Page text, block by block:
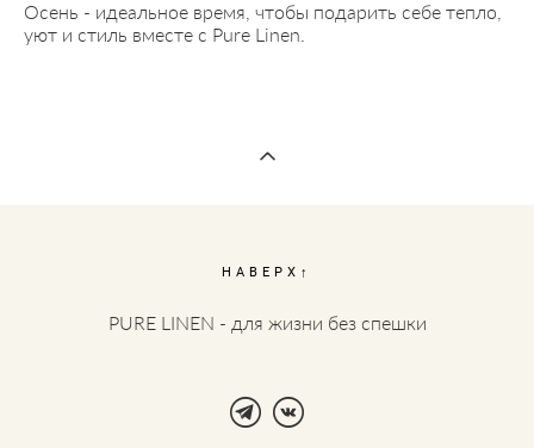
Осень - идеальное время, чтобы подарить себе тепло,
уют и стиль вместе с Pure Linen.
НАВЕРХ↑
PURE LINEN - для жизни без спешки